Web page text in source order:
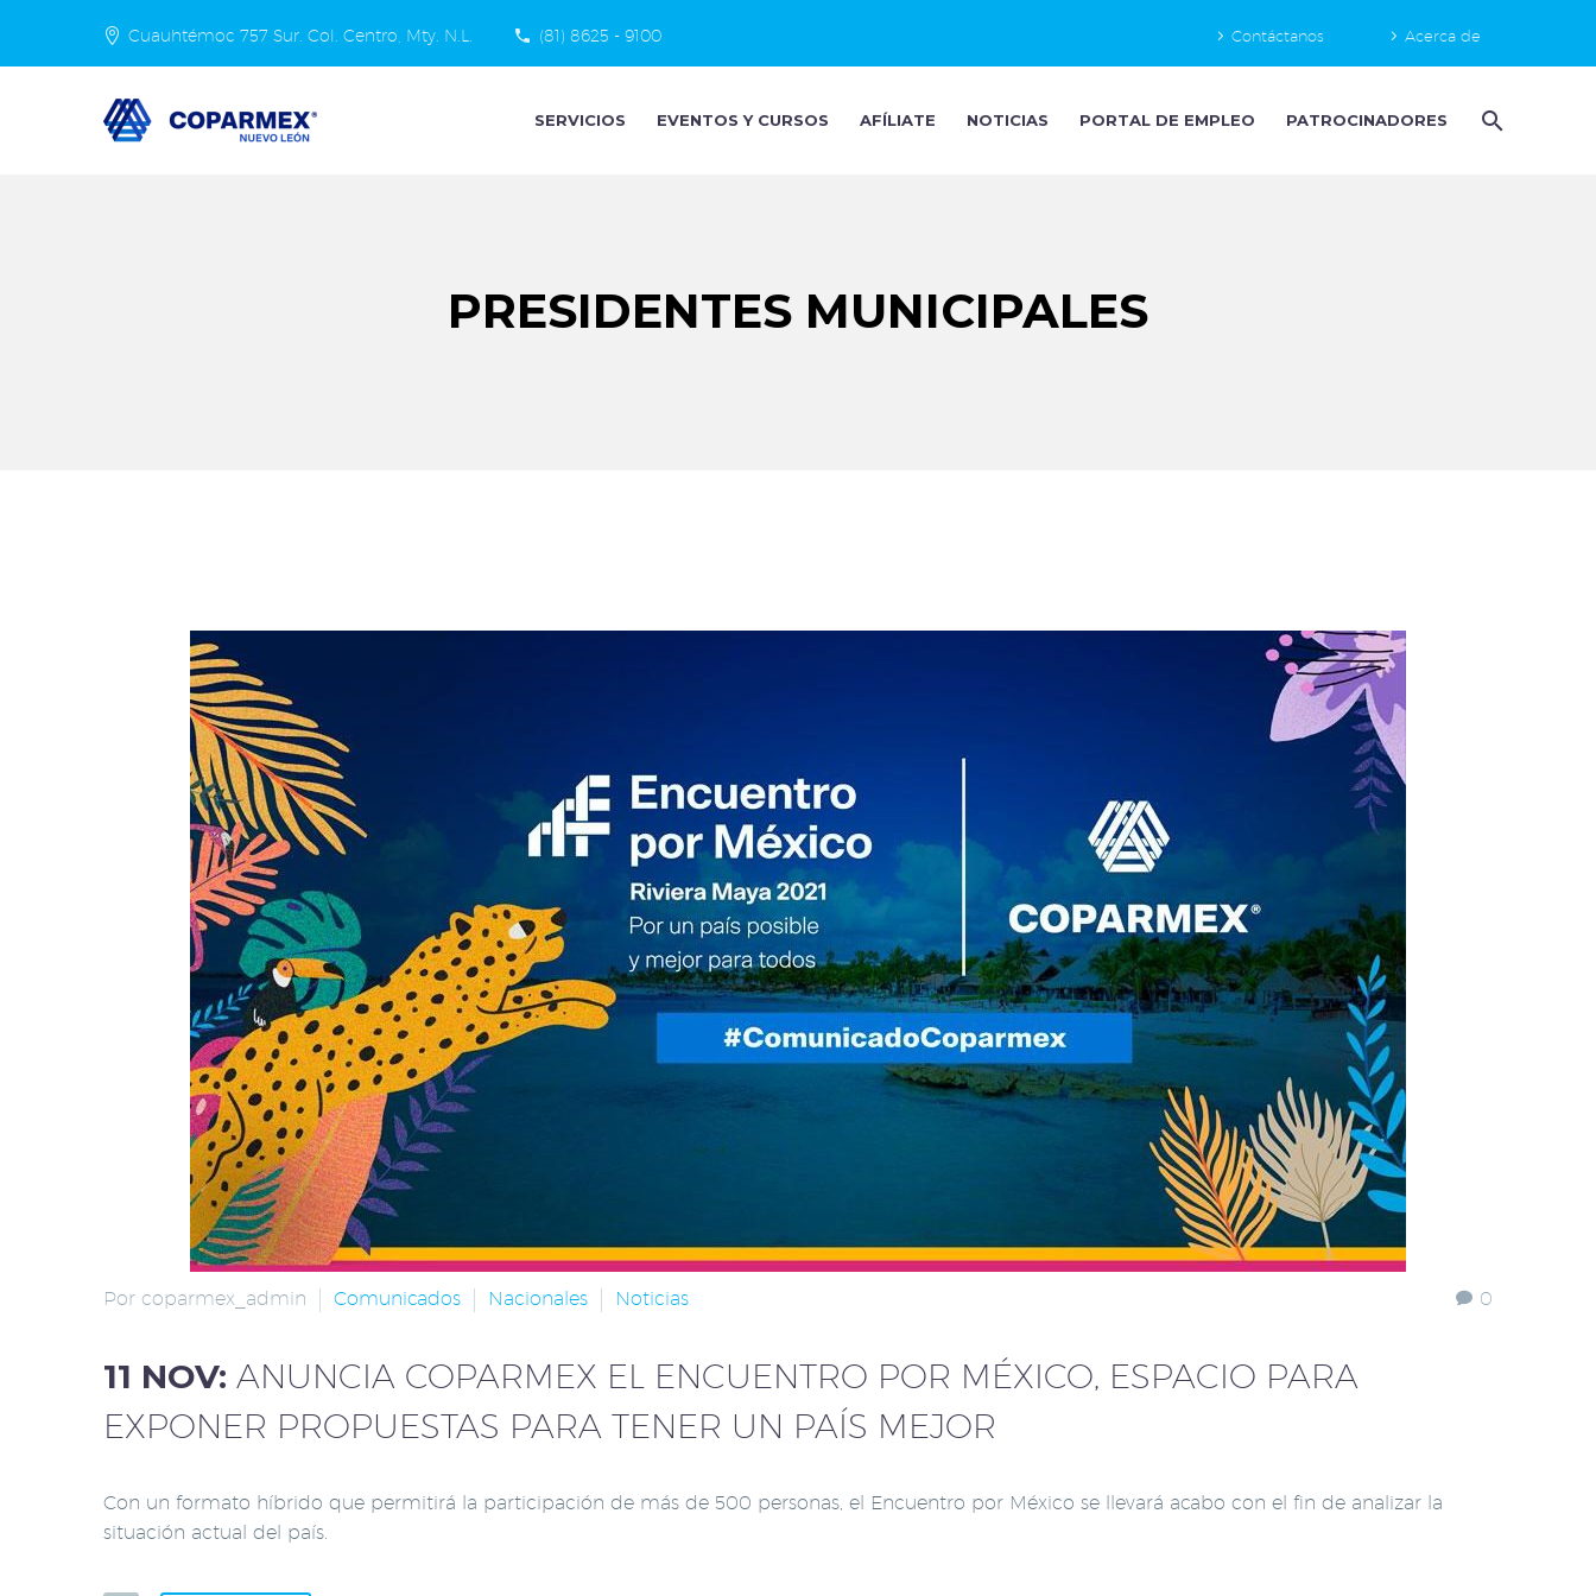
Cuauhtémoc 757 Sur. Col. Centro, Mty. N.L. (81) 8625 - 9100 Contáctanos Acerca de
SERVICIOS EVENTOS Y CURSOS AFÍLIATE NOTICIAS PORTAL DE EMPLEO PATROCINADORES
PRESIDENTES MUNICIPALES
0
Por coparmex_admin Comunicados Nacionales Noticias
11 NOV: ANUNCIA COPARMEX EL ENCUENTRO POR MÉXICO, ESPACIO PARA
EXPONER PROPUESTAS PARA TENER UN PAÍS MEJOR
Con un formato híbrido que permitirá la participación de más de 500 personas, el Encuentro por México se llevará acabo con el fin de analizar la
situación actual del país.